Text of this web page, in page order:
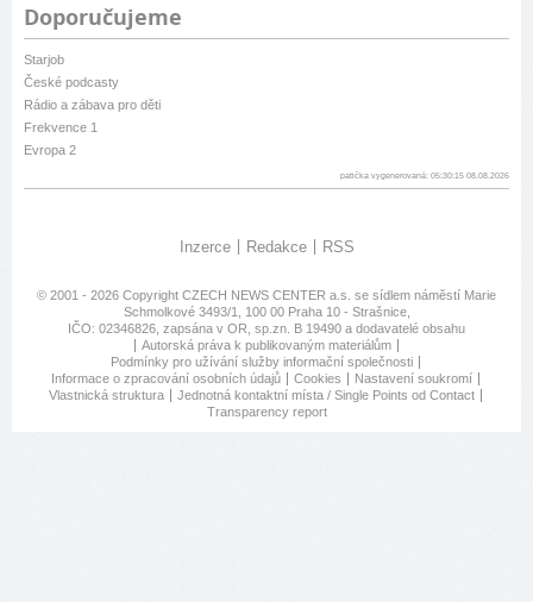
Doporučujeme
Starjob
České podcasty
Rádio a zábava pro děti
Frekvence 1
Evropa 2
patička vygenerovaná: 05:30:15 08.08.2026
Inzerce Redakce RSS
© 2001 - 2026 Copyright CZECH NEWS CENTER a.s. se sídlem náměstí Marie
Schmolkové 3493/1, 100 00 Praha 10 - Strašnice,
IČO: 02346826, zapsána v OR, sp.zn. B 19490 a dodavatelé obsahu
Autorská práva k publikovaným materiálům
Podmínky pro užívání služby informační společnosti
Informace o zpracování osobních údajů
Cookies
Nastavení soukromí
Vlastnická struktura
Jednotná kontaktní místa / Single Points od Contact
Transparency report